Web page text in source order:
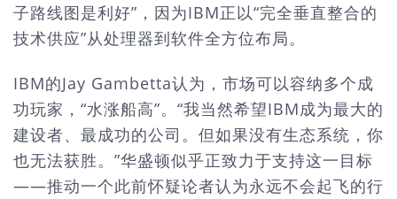
子路线图是利好”，因为IBM正以“完全垂直整合的
技术供应”从处理器到软件全方位布局。
IBM的Jay Gambetta认为，市场可以容纳多个成
功玩家，“水涨船高”。“我当然希望IBM成为最大的
建设者、最成功的公司。但如果没有生态系统，你
也无法获胜。”华盛顿似乎正致力于支持这一目标
——推动一个此前怀疑论者认为永远不会起飞的行